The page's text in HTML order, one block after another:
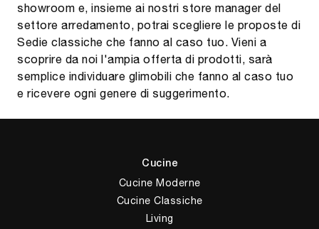
showroom e, insieme ai nostri store manager del
settore arredamento, potrai scegliere le proposte di
Sedie classiche che fanno al caso tuo. Vieni a
scoprire da noi l'ampia offerta di prodotti, sarà
semplice individuare glimobili che fanno al caso tuo
e ricevere ogni genere di suggerimento.
Cucine
Cucine Moderne
Cucine Classiche
Living